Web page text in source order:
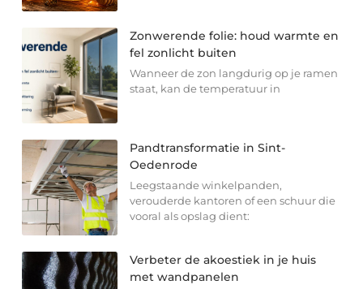
Zonwerende folie: houd warmte en
fel zonlicht buiten
Wanneer de zon langdurig op je ramen
staat, kan de temperatuur in
Pandtransformatie in Sint-
Oedenrode
Leegstaande winkelpanden,
verouderde kantoren of een schuur die
vooral als opslag dient:
Verbeter de akoestiek in je huis
met wandpanelen